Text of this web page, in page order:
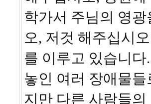
학가서 주님의 영
오, 저것 해주십시
를 이루고 있습니
놓인 여러 장애물
지만 다른 사람들